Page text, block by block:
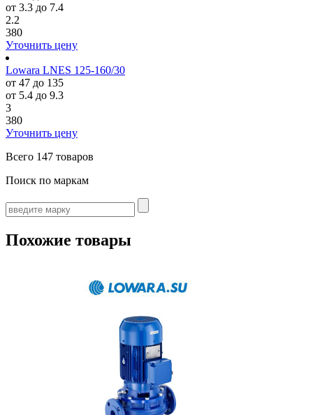
от 3.3 до 7.4
2.2
380
Уточнить цену
Lowara LNES 125-160/30
от 47 до 135
от 5.4 до 9.3
3
380
Уточнить цену
Всего 147 товаров
Поиск по маркам
Похожие товары